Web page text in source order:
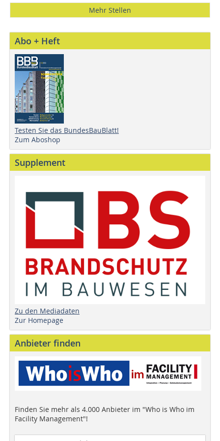
Mehr Stellen
Abo + Heft
Testen Sie das BundesBauBlatt!
Zum Aboshop
Supplement
Zu den Mediadaten
Zur Homepage
Anbieter finden
Finden Sie mehr als 4.000 Anbieter im "Who is Who im
Facility Management"!